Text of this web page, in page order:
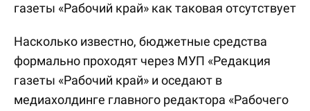
газеты «Рабочий край» как таковая отсутствует
Насколько известно, бюджетные средства
формально проходят через МУП «Редакция
газеты «Рабочий край» и оседают в
медиахолдинге главного редактора «Рабочего